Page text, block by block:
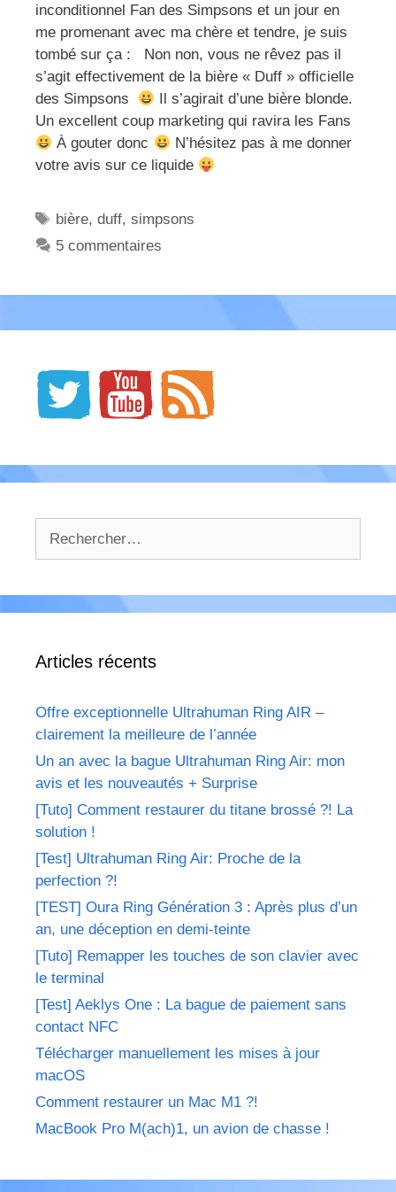
inconditionnel Fan des Simpsons et un jour en
me promenant avec ma chère et tendre, je suis
tombé sur ça : Non non, vous ne rêvez pas il
s’agit effectivement de la bière « Duff » officielle
des Simpsons
Il s’agirait d’une bière blonde.
Un excellent coup marketing qui ravira les Fans
À gouter donc
N’hésitez pas à me donner
votre avis sur ce liquide
Étiquettes
bière,duff,simpsons
5 commentaires
Articles récents
Offre exceptionnelle Ultrahuman Ring AIR –
clairement la meilleure de l’année
Un an avec la bague Ultrahuman Ring Air: mon
avis et les nouveautés + Surprise
[Tuto] Comment restaurer du titane brossé ?! La
solution !
[Test] Ultrahuman Ring Air: Proche de la
perfection ?!
[TEST] Oura Ring Génération 3 : Après plus d’un
an, une déception en demi-teinte
[Tuto] Remapper les touches de son clavier avec
le terminal
[Test] Aeklys One : La bague de paiement sans
contact NFC
Télécharger manuellement les mises à jour
macOS
Comment restaurer un Mac M1 ?!
MacBook Pro M(ach)1, un avion de chasse !